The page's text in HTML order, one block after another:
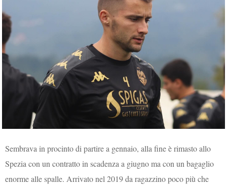
Sembrava in procinto di partire a gennaio, alla fine è rimasto allo
Spezia con un contratto in scadenza a giugno ma con un bagaglio
enorme alle spalle. Arrivato nel 2019 da ragazzino poco più che